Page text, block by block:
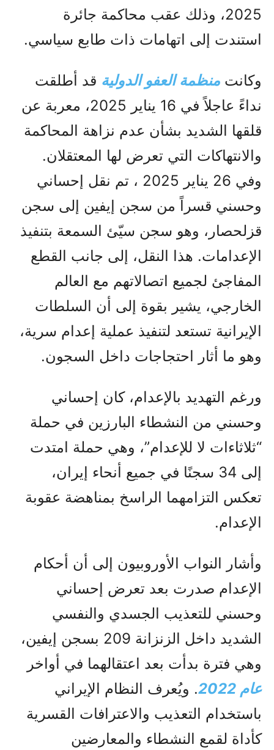
2025، وذلك عقب محاكمة جائرة
استندت إلى اتهامات ذات طابع سياسي.
وكانت منظمة العفو الدولية قد أطلقت
نداءً عاجلاً في 16 يناير 2025، معربة عن
قلقها الشديد بشأن عدم نزاهة المحاكمة
والانتهاكات التي تعرض لها المعتقلان.
وفي 26 يناير 2025 ، تم نقل إحساني
وحسني قسراً من سجن إيفين إلى سجن
قزلحصار، وهو سجن سيّئ السمعة بتنفيذ
الإعدامات. هذا النقل، إلى جانب القطع
المفاجئ لجميع اتصالاتهم مع العالم
الخارجي، يشير بقوة إلى أن السلطات
الإيرانية تستعد لتنفيذ عملية إعدام سرية،
وهو ما أثار احتجاجات داخل السجون.
ورغم التهديد بالإعدام، كان إحساني
وحسني من النشطاء البارزين في حملة
“ثلاثاءات لا للإعدام”، وهي حملة امتدت
إلى 34 سجنًا في جميع أنحاء إيران،
تعكس التزامهما الراسخ بمناهضة عقوبة
الإعدام.
وأشار النواب الأوروبيون إلى أن أحكام
الإعدام صدرت بعد تعرض إحساني
وحسني للتعذيب الجسدي والنفسي
الشديد داخل الزنزانة 209 بسجن إيفين،
وهي فترة بدأت بعد اعتقالهما في أواخر
عام 2022
. ويُعرف النظام الإيراني
باستخدام التعذيب والاعترافات القسرية
كأداة لقمع النشطاء والمعارضين